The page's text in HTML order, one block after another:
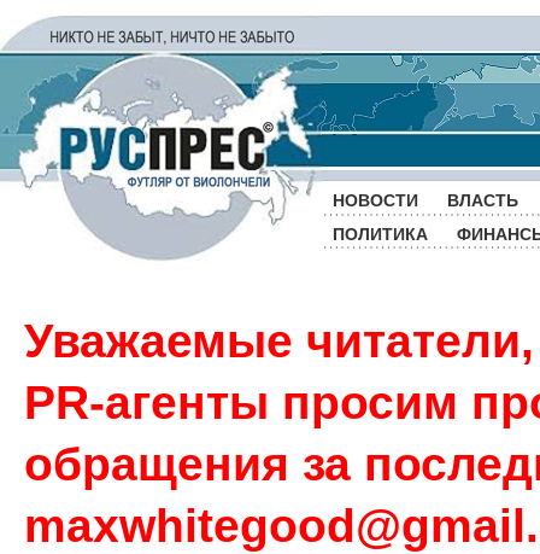
НОВОСТИ
ВЛАСТЬ
ПОЛИТИКА
Уважаемые
PR-агенты просим
обращения за